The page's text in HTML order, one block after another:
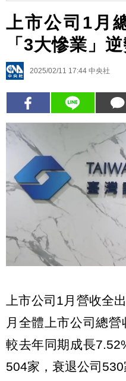
上市公司1月
「3大慘業」
2025/02/11 17:44 中央社
上市公司1月營收全
月全體上市公司總營
較去年同期成長
504家，衰退公司530